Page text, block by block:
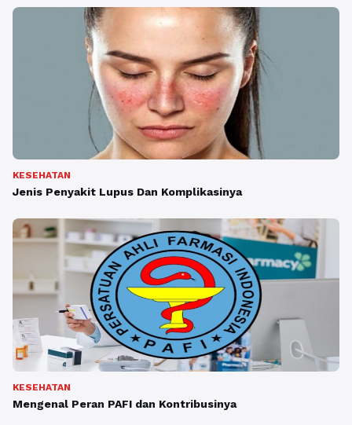
KESEHATAN
Jenis Penyakit Lupus Dan Komplikasinya
KESEHATAN
Mengenal Peran PAFI dan Kontribusinya